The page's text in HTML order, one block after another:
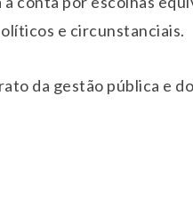
e circunstanciais.
da gestão pública e